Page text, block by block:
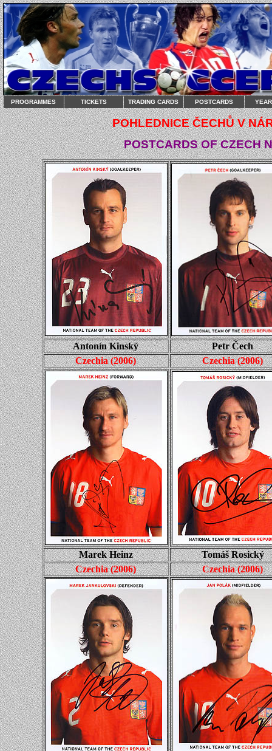
PROGRAMMES TICKETS TRADING CARDS POSTCARDS
POHLEDNICE ČECHŮ V
POSTCARDS OF CZECH
Antonín Kinský
Petr Čech
Czechia(2006) Czechia(2006)
Marek Heinz
Tomáš Rosický
Czechia(2006) Czechia(2006)